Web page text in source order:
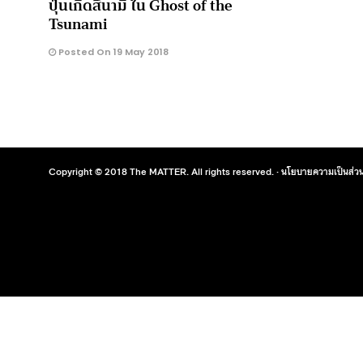
Tsunami
Posted On 19 May 2018
Copyright © 2018 The MATTER. All rights reserved. ·นโยบายความเป็นส่ว